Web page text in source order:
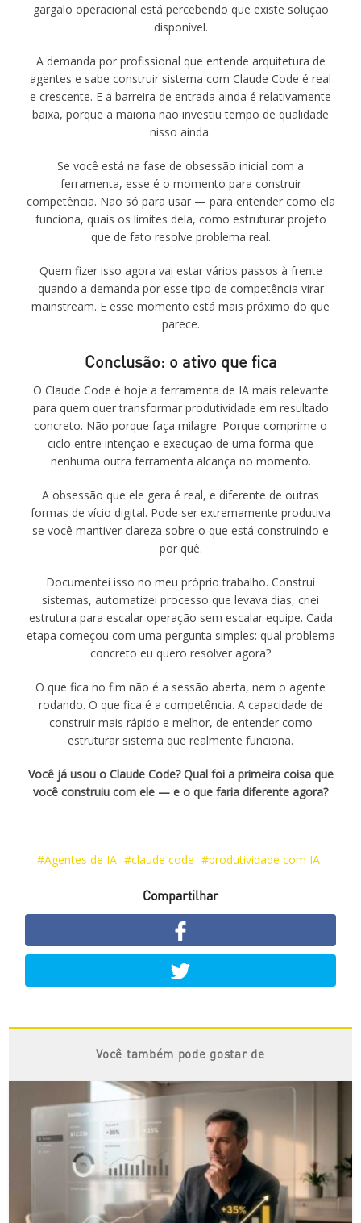
gargalo operacional está percebendo que existe solução
disponível.
A demanda por profissional que entende arquitetura de
agentes e sabe construir sistema com Claude Code é real
e crescente. E a barreira de entrada ainda é relativamente
baixa, porque a maioria não investiu tempo de qualidade
nisso ainda.
Se você está na fase de obsessão inicial com a
ferramenta, esse é o momento para construir
competência. Não só para usar — para entender como ela
funciona, quais os limites dela, como estruturar projeto
que de fato resolve problema real.
Quem fizer isso agora vai estar vários passos à frente
quando a demanda por esse tipo de competência virar
mainstream. E esse momento está mais próximo do que
parece.
Conclusão: o ativo que fica
O Claude Code é hoje a ferramenta de IA mais relevante
para quem quer transformar produtividade em resultado
concreto. Não porque faça milagre. Porque comprime o
ciclo entre intenção e execução de uma forma que
nenhuma outra ferramenta alcança no momento.
A obsessão que ele gera é real, e diferente de outras
formas de vício digital. Pode ser extremamente produtiva
se você mantiver clareza sobre o que está construindo e
por quê.
Documentei isso no meu próprio trabalho. Construí
sistemas, automatizei processo que levava dias, criei
estrutura para escalar operação sem escalar equipe. Cada
etapa começou com uma pergunta simples: qual problema
concreto eu quero resolver agora?
O que fica no fim não é a sessão aberta, nem o agente
rodando. O que fica é a competência. A capacidade de
construir mais rápido e melhor, de entender como
estruturar sistema que realmente funciona.
Você já usou o Claude Code? Qual foi a primeira coisa que
você construiu com ele — e o que faria diferente agora?
Agentes de IA claude code produtividade com IA
Compartilhar
Você também pode gostar de